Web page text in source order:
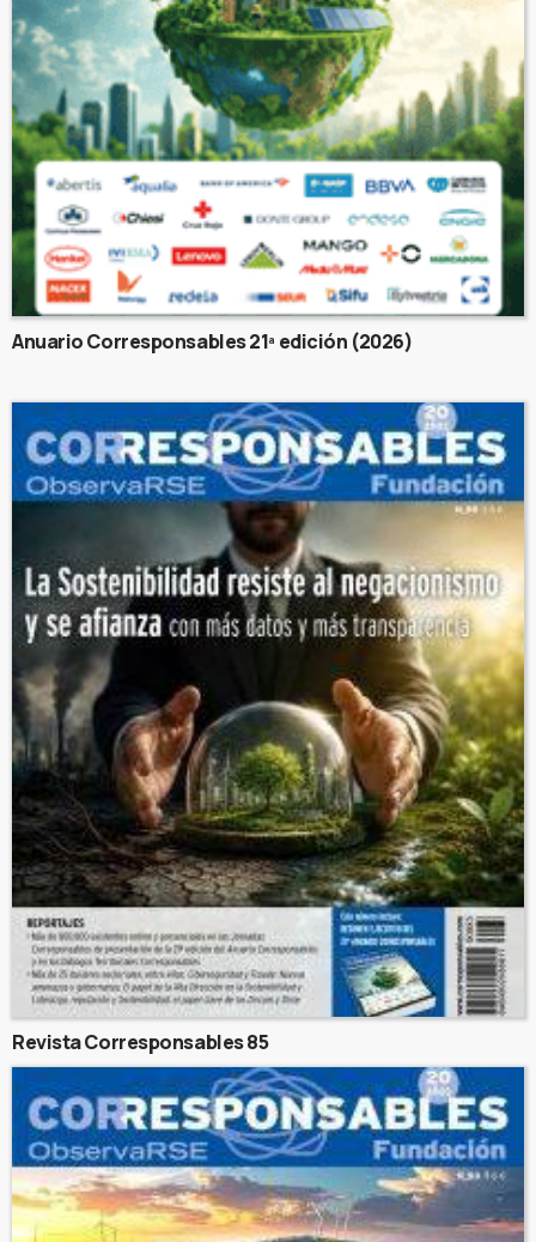
Anuario Corresponsables 21ª edición (2026)
Revista Corresponsables 85